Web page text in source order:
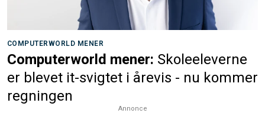
COMPUTERWORLD MENER
Computerworld mener: Skoleeleverne
er blevet it-svigtet i årevis - nu kommer
regningen
Annonce